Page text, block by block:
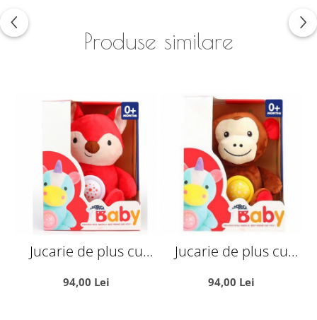
Produse similare
Jucarie de plus cu
muzica, Vulpita rosie
94,00 Lei
Jucarie de plus cu
muzica, Maimutica
94,00 Lei